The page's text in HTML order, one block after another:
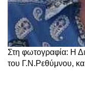
Στη φωτογραφία: Η
του Γ.Ν.Ρεθύμνου, κα
Από τη